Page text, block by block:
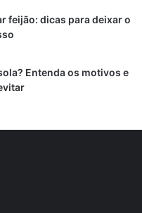
feijão: dicas para deixar o
Entenda os motivos e